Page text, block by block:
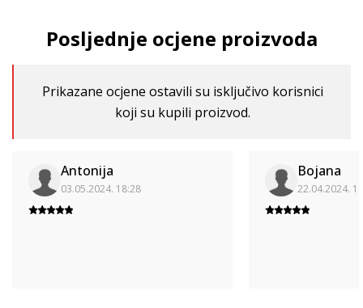
Posljednje ocjene proizvoda
Prikazane ocjene ostavili su isključivo korisnici
koji su kupili proizvod.
Antonija
03.05.2024. 18:28
Bojana
22.04.2024.